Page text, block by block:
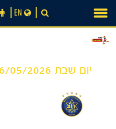
content
EN
יום שבת 16/05/2026 20:30 בלומפילד